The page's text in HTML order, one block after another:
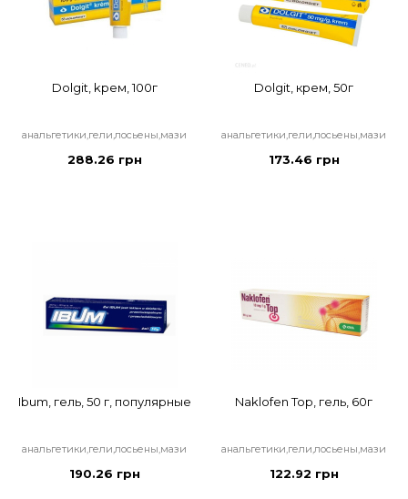
Dolgit, kрем, 100г
анальгетики,гели,лосьены,мази
288.26 грн
Dolgit, крем, 50г
анальгетики,гели,лосьены,мази
173.46 грн
Ibum, гель, 50 г, популярные
анальгетики,гели,лосьены,мази
190.26 грн
Naklofen Тоp, гель, 60г
анальгетики,гели,лосьены,мази
122.92 грн